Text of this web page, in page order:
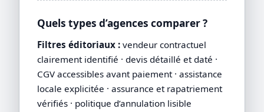
Quels types d’agences comparer ?
Filtres éditoriaux : vendeur contractuel
clairement identifié · devis détaillé et daté ·
CGV accessibles avant paiement · assistance
locale explicitée · assurance et rapatriement
vérifiés · politique d’annulation lisible